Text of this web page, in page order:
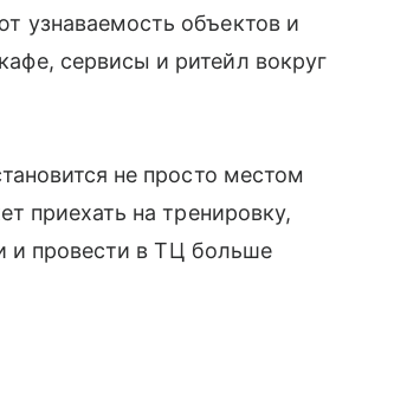
узнаваемость объектов и
сервисы и ритейл вокруг
не просто местом
приехать на тренировку,
и провести в ТЦ больше